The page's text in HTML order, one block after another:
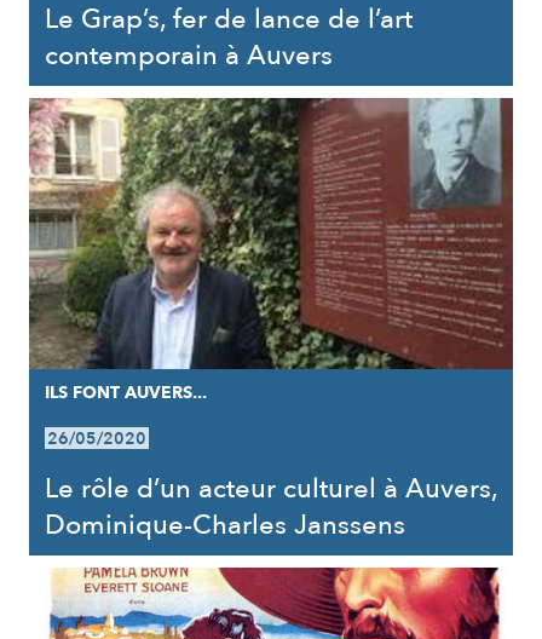
Le Grap’s, fer de lance de l’art
contemporain à Auvers
ILS FONT AUVERS...
26/05/2020
Le rôle d’un acteur culturel à Auvers,
Dominique-Charles Janssens